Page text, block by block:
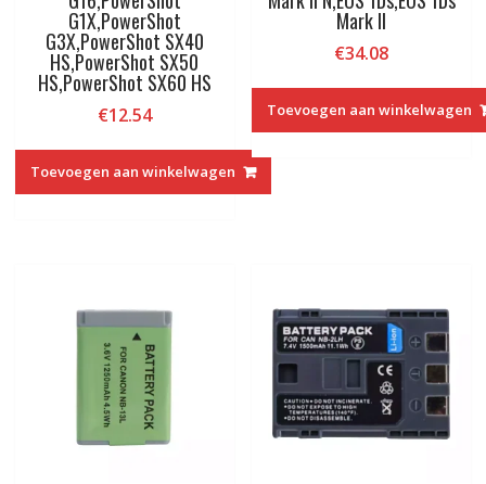
G1X,PowerShot
G3X,PowerShot SX40
HS,PowerShot SX50
HS,PowerShot SX60 HS
€12.54
Toevoegen aan winkelwagen
Mark II
€34.08
Toevoegen aan winkelwagen